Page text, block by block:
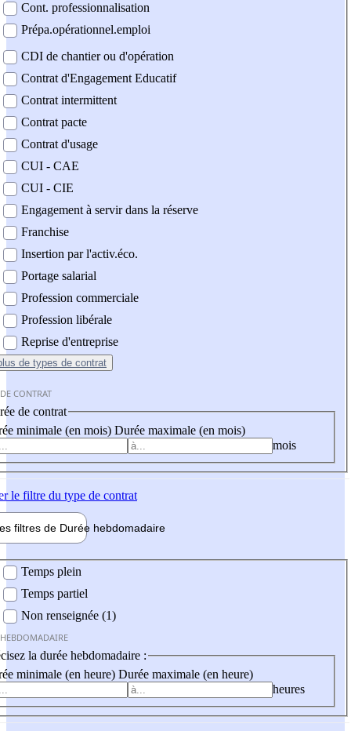
Cont. professionnalisation
Prépa.opérationnel.emploi
CDI de chantier ou d'opération
Contrat d'Engagement Educatif
Contrat intermittent
Contrat pacte
Contrat d'usage
CUI - CAE
CUI - CIE
Engagement à servir dans la réserve
Franchise
Insertion par l'activ.éco.
Portage salarial
Profession commerciale
Profession libérale
Reprise d'entreprise
de types de contrat
CONTRAT
de contrat
minimale (en mois) Durée maximale (en mois)
mois
le filtre du type de contrat
filtres de Durée hebdomadaire
Temps plein
Temps partiel
Non renseignée (1)
la durée hebdomadaire :
minimale (en heure) Durée maximale (en heure)
heures